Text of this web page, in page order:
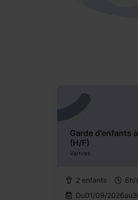
Garde d'enfants
(H/F)
Vanves
2 enfants
8h/
Du01/09/